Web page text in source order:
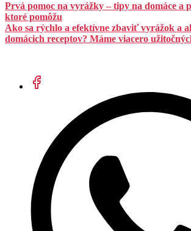
Prvá pomoc na vyrážky – tipy na domáce a
ktoré pomôžu
Ako sa rýchlo a efektívne zbaviť vyrážok a
domácich receptov? Máme viacero